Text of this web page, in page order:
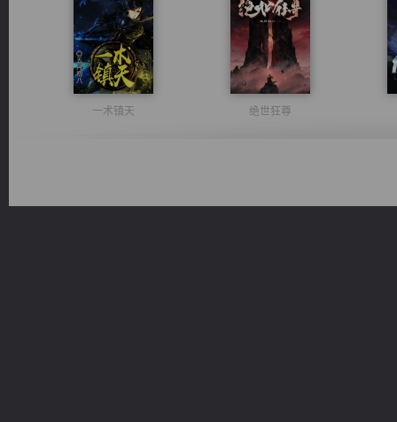
一术镇天 绝世狂尊